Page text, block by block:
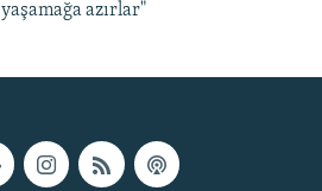
yaşamağa azırlar"